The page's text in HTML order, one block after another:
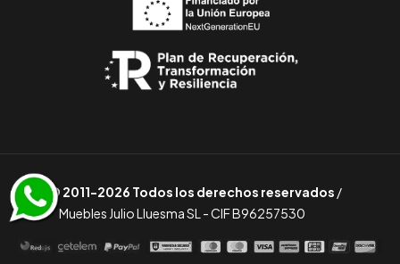
© 2011-2026 Todos los derechos reservados /
Muebles Julio Lluesma SL - CIF B96257530